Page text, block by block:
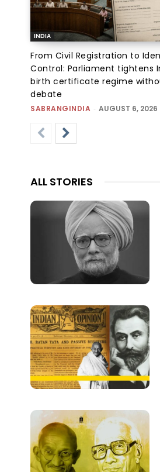
INDIA
From Civil Registration to
Control: Parliament tightens
birth certificate regime
debate
SABRANGINDIA - AUGUST 6, 2026
ALL STORIES